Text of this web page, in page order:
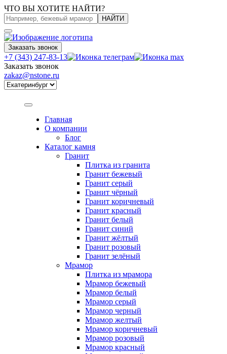
ЧТО ВЫ ХОТИТЕ НАЙТИ?
НАЙТИ
Заказать звонок
+7 (343) 247-83-13
Заказать звонок
zakaz@nstone.ru
Главная
О компании
Блог
Каталог камня
Гранит
Плитка из гранита
Гранит бежевый
Гранит серый
Гранит чёрный
Гранит коричневый
Гранит красный
Гранит белый
Гранит синий
Гранит жёлтый
Гранит розовый
Гранит зелёный
Мрамор
Плитка из мрамора
Мрамор бежевый
Мрамор белый
Мрамор серый
Мрамор черный
Мрамор желтый
Мрамор коричневый
Мрамор розовый
Мрамор красный